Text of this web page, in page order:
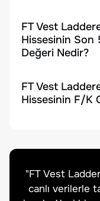
FT Vest
Hissesinin Son
Değeri Nedir?
FT Vest
Hissesinin F/K
"FT Vest
canlı verilerle